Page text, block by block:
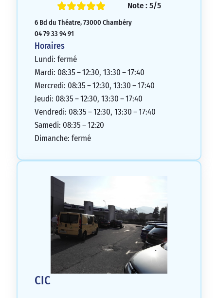
Note : 5/5
6 Bd du Théatre, 73000 Chambéry
04 79 33 94 91
Horaires
Lundi: fermé
Mardi: 08:35 – 12:30, 13:30 – 17:40
Mercredi: 08:35 – 12:30, 13:30 – 17:40
Jeudi: 08:35 – 12:30, 13:30 – 17:40
Vendredi: 08:35 – 12:30, 13:30 – 17:40
Samedi: 08:35 – 12:20
Dimanche: fermé
CIC